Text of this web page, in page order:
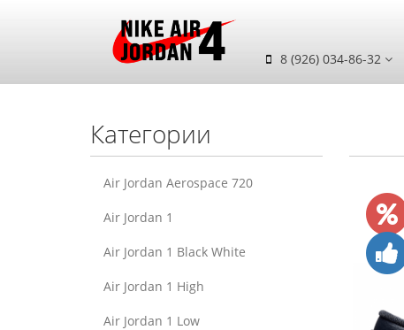
8 (926) 034-86-32
Категории
Air Jordan Aerospace 720
Air Jordan 1
Air Jordan 1 Black White
Air Jordan 1 High
Air Jordan 1 Low